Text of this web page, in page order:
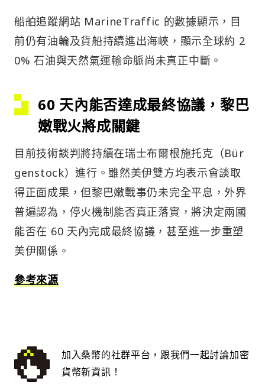
船舶追蹤網站 MarineTraffic 的數據顯示，目
前仍有油輪及貨船持續進出海峽，顯示全球約 2
0% 石油與天然氣運輸命脈尚未真正中斷。
60 天內能否達成最終協議，黎巴
嫩戰火將成關鍵
目前技術談判將持續在瑞士布爾根施托克（Bür
genstock）進行。雖然美伊雙方均表示會談取
得正面成果，但黎巴嫩戰事仍未完全平息，外界
普遍認為，停火機制能否真正落實，將決定兩國
能否在 60 天內完成最終協議，甚至進一步重塑
美伊關係。
參考來源
加入桑幣的社群平台，跟我們一起討論加密
貨幣新資訊！